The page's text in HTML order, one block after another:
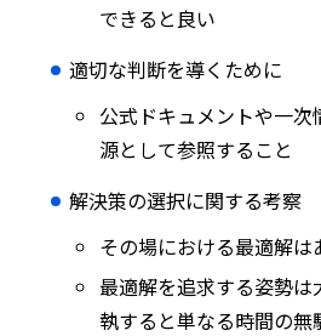
できると良い
適切な判断を導くために
公式ドキュメントや一
源として参照すること
解決策の選択に関する考察
その場における最適解
最適解を追求する姿勢は
執すると単なる時間の無